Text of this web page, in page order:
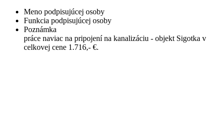
Meno podpisujúcej osoby
Funkcia podpisujúcej osoby
Poznámka
práce naviac na pripojení na kanalizáciu - objekt Sigotka v
celkovej cene 1.716,- €.